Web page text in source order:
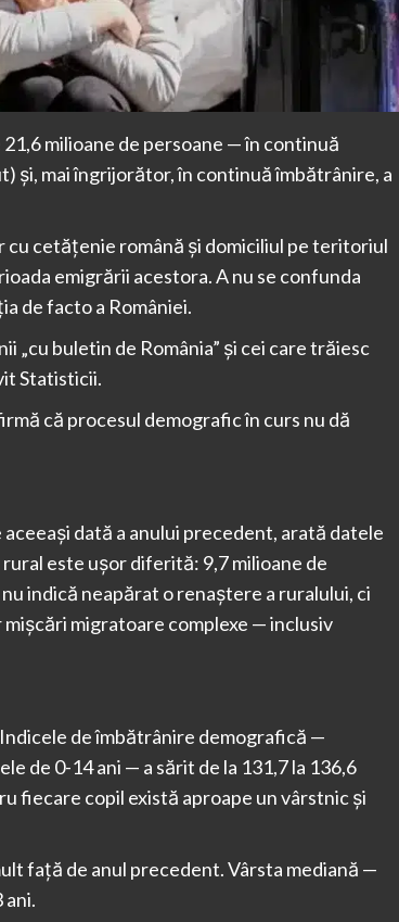
milioane de persoane — în continuă
și, mai îngrijorător, în continuă îmbătrânire, a
cetăţenie română şi domiciliul pe teritoriul
emigrării acestora. A nu se confunda
de facto a României.
„cu buletin de România” și cei care trăiesc
Statisticii.
că procesul demografic în curs nu dă
dată a anului precedent, arată datele
rural este ușor diferită: 9,7 milioane de
indică neapărat o renaștere a ruralului, ci
migratoare complexe — inclusiv
de îmbătrânire demografică —
de 0-14 ani — a sărit de la 131,7 la 136,6
fiecare copil există aproape un vârstnic și
față de anul precedent. Vârsta mediană —
ani.